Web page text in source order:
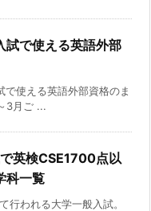
試で使える英語外部
使える英語外部資格のま
3月ご ...
英検CSE1700点以
科一覧
行われる大学一般入試。